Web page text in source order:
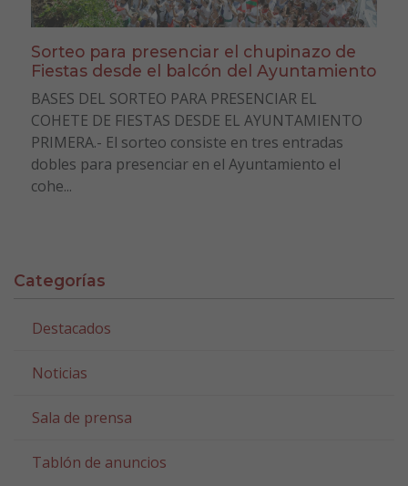
Sorteo para presenciar el chupinazo de
Fiestas desde el balcón del Ayuntamiento
BASES DEL SORTEO PARA PRESENCIAR EL
COHETE DE FIESTAS DESDE EL AYUNTAMIENTO
PRIMERA.- El sorteo consiste en tres entradas
dobles para presenciar en el Ayuntamiento el
cohe...
Categorías
Destacados
Noticias
Sala de prensa
Tablón de anuncios